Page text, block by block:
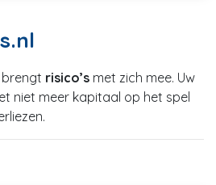
brengt risico’s met zich mee. Uw
niet meer kapitaal op het spel